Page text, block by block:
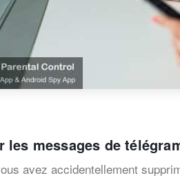
les messages de
avez accidentellement